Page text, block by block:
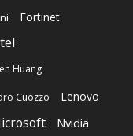
Fortinet
Huang
Cuozzo Lenovo
Nvidia